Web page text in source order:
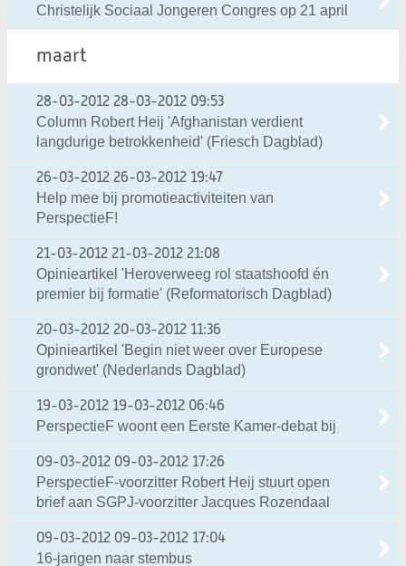
Christelijk Sociaal Jongeren Congres op 21 april
maart
28-03-2012 28-03-2012 09:53
Column Robert Heij 'Afghanistan verdient
langdurige betrokkenheid' (Friesch Dagblad)
26-03-2012 26-03-2012 19:47
Help mee bij promotieactiviteiten van
PerspectieF!
21-03-2012 21-03-2012 21:08
Opinieartikel 'Heroverweeg rol staatshoofd én
premier bij formatie' (Reformatorisch Dagblad)
20-03-2012 20-03-2012 11:36
Opinieartikel 'Begin niet weer over Europese
grondwet' (Nederlands Dagblad)
19-03-2012 19-03-2012 06:46
PerspectieF woont een Eerste Kamer-debat bij
09-03-2012 09-03-2012 17:26
PerspectieF-voorzitter Robert Heij stuurt open
brief aan SGPJ-voorzitter Jacques Rozendaal
09-03-2012 09-03-2012 17:04
16-jarigen naar stembus